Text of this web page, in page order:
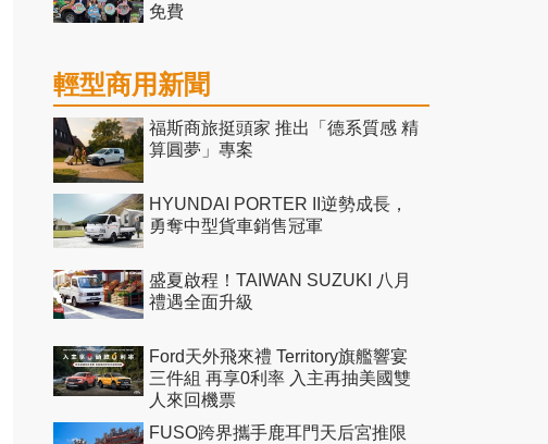
免費
輕型商用新聞
福斯商旅挺頭家 推出「德系質感 精
算圓夢」專案
HYUNDAI PORTER II逆勢成長，
勇奪中型貨車銷售冠軍
盛夏啟程！TAIWAN SUZUKI 八月
禮遇全面升級
Ford天外飛來禮 Territory旗艦響宴
三件組 再享0利率 入主再抽美國雙
人來回機票
FUSO跨界攜手鹿耳門天后宮推限